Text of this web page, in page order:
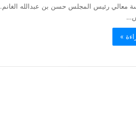
معالي رئيس المجلس حسن بن عبدالله الغانم.
»